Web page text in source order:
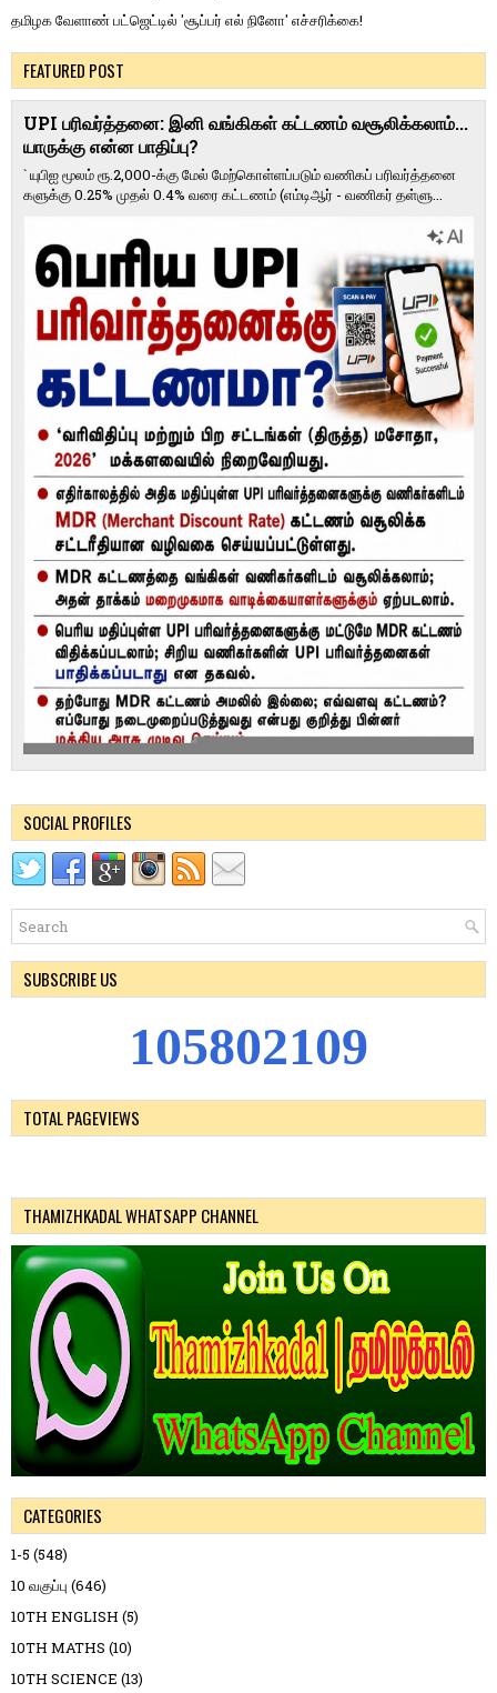
தமிழக வேளாண் பட்ஜெட்டில் 'சூப்பர் எல் நினோ' எச்சரிக்கை!
FEATURED POST
UPI பரிவர்த்தனை: இனி வங்கிகள் கட்டணம் வசூலிக்கலாம்...
யாருக்கு என்ன பாதிப்பு?
` யுபிஐ மூலம் ரூ.2,000-க்கு மேல் மேற்​கொள்​ளப்​படும் வணி​கப் பரிவர்த்​தனை​
களுக்கு 0.25% முதல் 0.4% வரை கட்​ட​ணம் (எம்​டிஆர் - வணி​கர் தள்​ளு...
SOCIAL PROFILES
SUBSCRIBE US
105802109
TOTAL PAGEVIEWS
THAMIZHKADAL WHATSAPP CHANNEL
CATEGORIES
1-5 (548)
10 வகுப்பு (646)
10TH ENGLISH (5)
10TH MATHS (10)
10TH SCIENCE (13)